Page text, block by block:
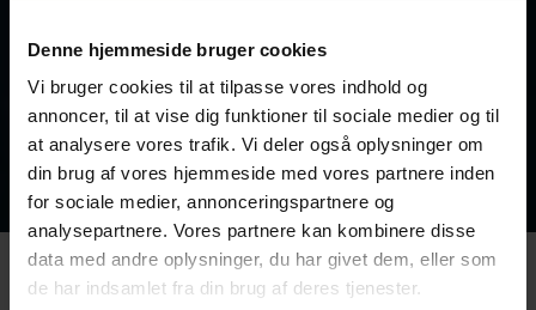
Denne hjemmeside bruger cookies
Vi bruger cookies til at tilpasse vores indhold og
annoncer, til at vise dig funktioner til sociale medier og til
at analysere vores trafik. Vi deler også oplysninger om
din brug af vores hjemmeside med vores partnere inden
for sociale medier, annonceringspartnere og
analysepartnere. Vores partnere kan kombinere disse
data med andre oplysninger, du har givet dem, eller som
de har indsamlet fra din brug af deres tjenester.
KONTAKT OS 70 70 18 14